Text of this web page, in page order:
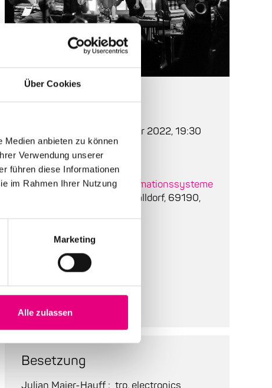
Über Cookies
Medien anbieten zu können
Verwendung unserer
führen diese Informationen
im Rahmen Ihrer Nutzung
Marketing
Alle zulassen
Auf einen Blick
Montag, 17. Oktober 2022, 19:30
Einlass:19:00
Ort: MOBISYS Mobile Informationssysteme
, Altrottstraße 26, Walldorf, 69190,
Bestuhlung:bestuhlt
25,20 €
Besetzung